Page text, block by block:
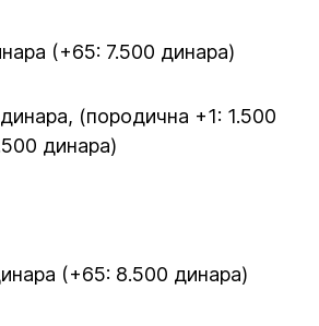
(+65: 7.500 динара)
(породична +1: 1.500
динара)
(+65: 8.500 динара)